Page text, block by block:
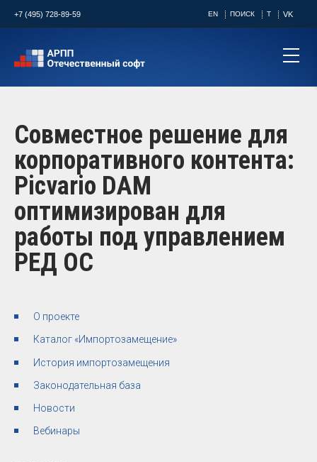
+7 (495) 728-89-59 EN ПОИСК T VK
Совместное решение для
корпоративного контента:
Picvario DAM
оптимизирован для
работы под управлением
РЕД ОС
О проекте
Каталог «Импортозамещение»
История импортозамещения
Законодательная база
Новости
Вебинары